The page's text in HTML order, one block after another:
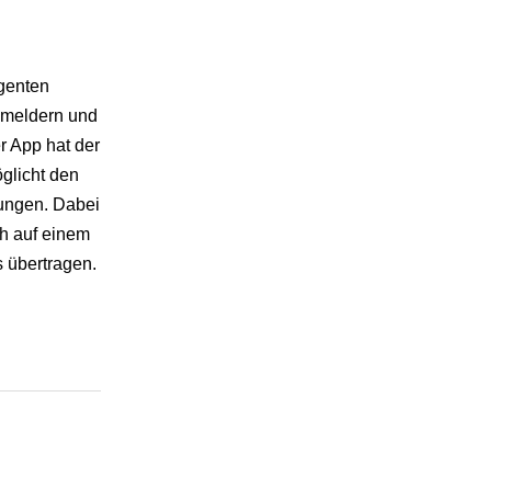
und
App hat der
den
Dabei
auf einem
übertragen.